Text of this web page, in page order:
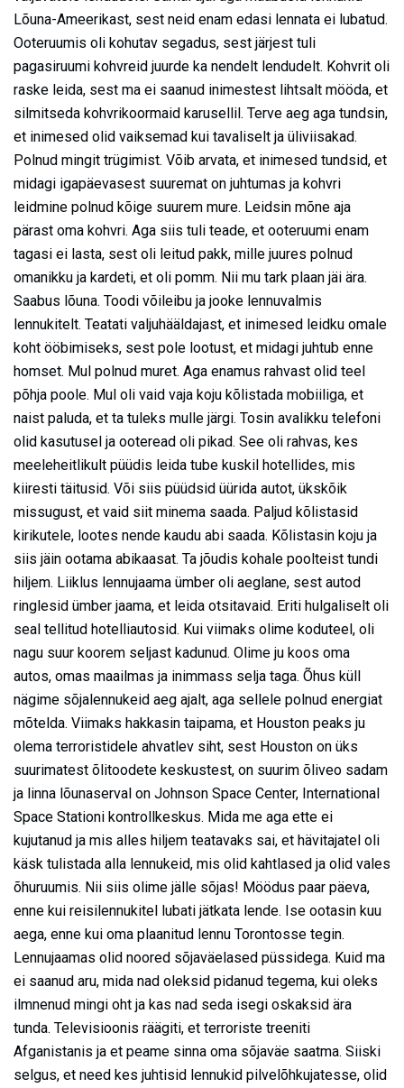
Lõuna-Ameerikast, sest neid enam edasi lennata ei lubatud.
Ooteruumis oli kohutav segadus, sest järjest tuli
pagasiruumi kohvreid juurde ka nendelt lendudelt. Kohvrit oli
raske leida, sest ma ei saanud inimestest lihtsalt mööda, et
silmitseda kohvrikoormaid karusellil. Terve aeg aga tundsin,
et inimesed olid vaiksemad kui tavaliselt ja üliviisakad.
Polnud mingit trügimist. Võib arvata, et inimesed tundsid, et
midagi igapäevasest suuremat on juhtumas ja kohvri
leidmine polnud kõige suurem mure. Leidsin mõne aja
pärast oma kohvri. Aga siis tuli teade, et ooteruumi enam
tagasi ei lasta, sest oli leitud pakk, mille juures polnud
omanikku ja kardeti, et oli pomm. Nii mu tark plaan jäi ära.
Saabus lõuna. Toodi võileibu ja jooke lennuvalmis
lennukitelt. Teatati valjuhääldajast, et inimesed leidku omale
koht ööbimiseks, sest pole lootust, et midagi juhtub enne
homset. Mul polnud muret. Aga enamus rahvast olid teel
põhja poole. Mul oli vaid vaja koju kõlistada mobiiliga, et
naist paluda, et ta tuleks mulle järgi. Tosin avalikku telefoni
olid kasutusel ja ooteread oli pikad. See oli rahvas, kes
meeleheitlikult püüdis leida tube kuskil hotellides, mis
kiiresti täitusid. Või siis püüdsid üürida autot, ükskõik
missugust, et vaid siit minema saada. Paljud kõlistasid
kirikutele, lootes nende kaudu abi saada. Kõlistasin koju ja
siis jäin ootama abikaasat. Ta jõudis kohale poolteist tundi
hiljem. Liiklus lennujaama ümber oli aeglane, sest autod
ringlesid ümber jaama, et leida otsitavaid. Eriti hulgaliselt oli
seal tellitud hotelliautosid. Kui viimaks olime koduteel, oli
nagu suur koorem seljast kadunud. Olime ju koos oma
autos, omas maailmas ja inimmass selja taga. Õhus küll
nägime sõjalennukeid aeg ajalt, aga sellele polnud energiat
mõtelda. Viimaks hakkasin taipama, et Houston peaks ju
olema terroristidele ahvatlev siht, sest Houston on üks
suurimatest õlitoodete keskustest, on suurim õliveo sadam
ja linna lõunaserval on Johnson Space Center, International
Space Stationi kontrollkeskus. Mida me aga ette ei
kujutanud ja mis alles hiljem teatavaks sai, et hävitajatel oli
käsk tulistada alla lennukeid, mis olid kahtlased ja olid vales
õhuruumis. Nii siis olime jälle sõjas! Möödus paar päeva,
enne kui reisilennukitel lubati jätkata lende. Ise ootasin kuu
aega, enne kui oma plaanitud lennu Torontosse tegin.
Lennujaamas olid noored sõjaväelased püssidega. Kuid ma
ei saanud aru, mida nad oleksid pidanud tegema, kui oleks
ilmnenud mingi oht ja kas nad seda isegi oskaksid ära
tunda. Televisioonis räägiti, et terroriste treeniti
Afganistanis ja et peame sinna oma sõjaväe saatma. Siiski
selgus, et need kes juhtisid lennukid pilvelõhkujatesse, olid